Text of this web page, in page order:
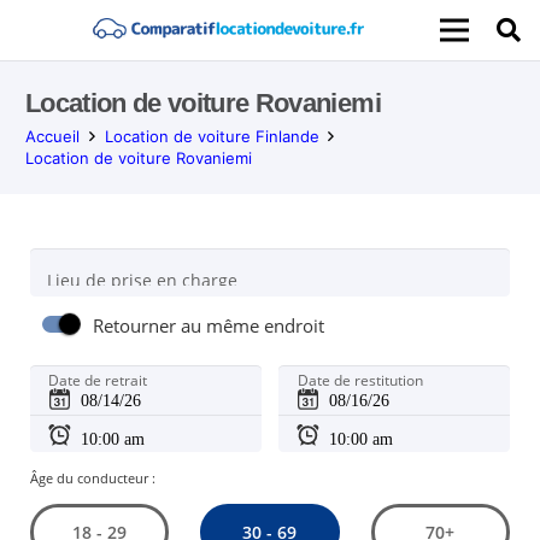
Location de voiture Rovaniemi
Accueil
Location de voiture Finlande
Location de voiture Rovaniemi
Lieu de prise en charge
Retourner au même endroit
Date de retrait Date de restitution
Âge du conducteur :
18 - 29 30 - 69 70+